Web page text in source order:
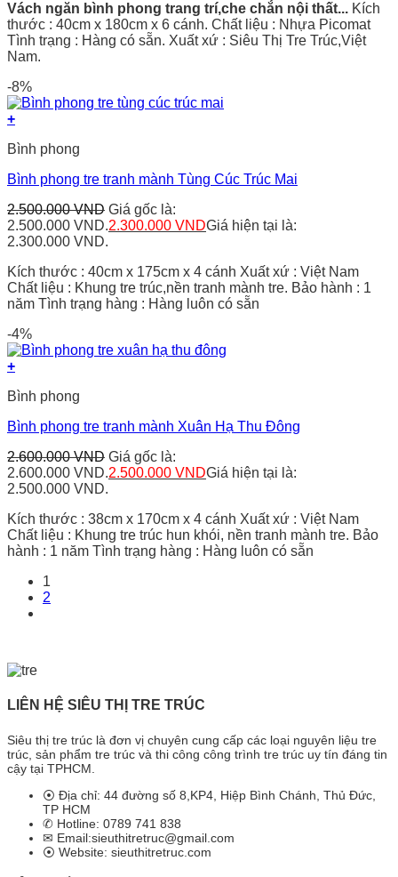
Vách ngăn bình phong trang trí,che chắn nội thất... Kích
thước : 40cm x 180cm x 6 cánh. Chất liệu : Nhựa Picomat
Tình trạng : Hàng có sẵn. Xuất xứ : Siêu Thị Tre Trúc,Việt
Nam.
-8%
+
Bình phong
Bình phong tre tranh mành Tùng Cúc Trúc Mai
2.500.000VND Giá gốc là:
2.500.000 VND.2.300.000 VNDGiá hiện tại là:
2.300.000 VND.
Kích thước : 40cm x 175cm x 4 cánh Xuất xứ : Việt Nam
Chất liệu : Khung tre trúc,nền tranh mành tre. Bảo hành : 1
năm Tình trạng hàng : Hàng luôn có sẵn
-4%
+
Bình phong
Bình phong tre tranh mành Xuân Hạ Thu Đông
2.600.000VND Giá gốc là:
2.600.000 VND.2.500.000 VNDGiá hiện tại là:
2.500.000 VND.
Kích thước : 38cm x 170cm x 4 cánh Xuất xứ : Việt Nam
Chất liệu : Khung tre trúc hun khói, nền tranh mành tre. Bảo
hành : 1 năm Tình trạng hàng : Hàng luôn có sẵn
1
2
LIÊN HỆ SIÊU THỊ TRE TRÚC
Siêu thị tre trúc là đơn vị chuyên cung cấp các loại nguyên liệu tre
trúc, sản phẩm tre trúc và thi công công trình tre trúc uy tín đáng tin
cậy tại TPHCM.
⦿ Địa chỉ: 44 đường số 8,KP4, Hiệp Bình Chánh, Thủ Đức,
TP HCM
✆ Hotline: 0789 741 838
✉ Email:sieuthitretruc@gmail.com
⦿ Website: sieuthitretruc.com